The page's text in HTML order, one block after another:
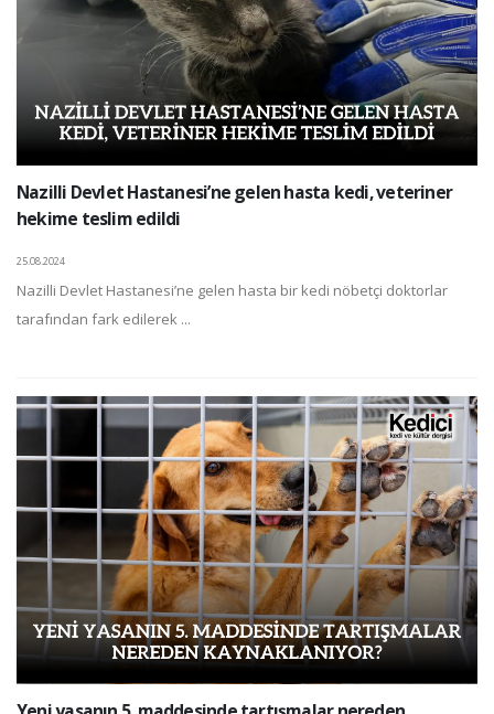
Nazilli Devlet Hastanesi’ne gelen hasta kedi, veteriner
hekime teslim edildi
25.08.2024
Nazilli Devlet Hastanesi’ne gelen hasta bir kedi nöbetçi doktorlar
tarafından fark edilerek ...